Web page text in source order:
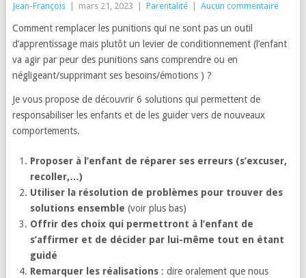
Jean-François mars 21, 2023 Parentalité Aucun commentaire
Comment remplacer les punitions qui ne sont pas un outil
d’apprentissage mais plutôt un levier de conditionnement (l’enfant
va agir par peur des punitions sans comprendre ou en
négligeant/supprimant ses besoins/émotions ) ?
Je vous propose de découvrir 6 solutions qui permettent de
responsabiliser les enfants et de les guider vers de nouveaux
comportements.
Proposer à l’enfant de réparer ses erreurs (s’excuser,
recoller,…)
Utiliser la résolution de problèmes pour trouver des
solutions ensemble (voir plus bas)
Offrir des choix qui permettront à l’enfant de
s’affirmer et de décider par lui-même tout en étant
guidé
Remarquer les réalisations : dire oralement que nous